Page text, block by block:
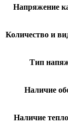
Напряжение
Количество и
Тип
Наличие
Наличие